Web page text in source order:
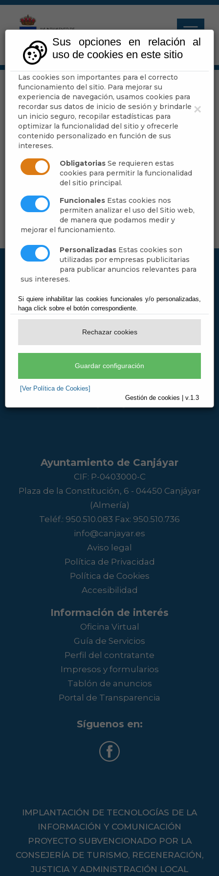
×
Sus opciones en relación al
uso de cookies en este sitio
Las cookies son importantes para el correcto
funcionamiento del sitio. Para mejorar su
experiencia de navegación, usamos cookies para
recordar sus datos de inicio de sesión y brindarle
un inicio seguro, recopilar estadísticas para
optimizar la funcionalidad del sitio y ofrecerle
contenido personalizado en función de sus
intereses.
Obligatorias Se requieren estas
cookies para permitir la funcionalidad
del sitio principal.
Funcionales Estas cookies nos
permiten analizar el uso del Sitio web,
de manera que podamos medir y
mejorar el funcionamiento.
Personalizadas Estas cookies son
utilizadas por empresas publicitarias
para publicar anuncios relevantes para
sus intereses.
Si quiere inhabilitar las cookies funcionales y/o personalizadas,
haga click sobre el botón correspondiente.
Rechazar cookies
Guardar configuración
[Ver Política de Cookies]
Gestión de cookies | v.1.3
Escuchar
Publicado:
[más información]
Ayuntamiento de Canjáyar
CIF: P-0403000-C
Plaza de la Constitución, 6 - 04450 Canjáyar
(Almería)
Teléf.: 950.510.083 Fax: 950.510.736
info@canjayar.es
Aviso legal
Política de Privacidad
Política de Cookies
Accesibilidad
Información de interés
Oficina Virtual
Guía de Servicios
Perfil del contratante
Impresos y formularios
Tablón de anuncios
Portal de Transparencia
Síguenos en:
IMPLANTACIÓN DE TECNOLOGÍAS DE LA
INFORMACIÓN Y COMUNICACIÓN
PROYECTO SUBVENCIONADO POR LA
CONSEJERÍA DE TURISMO, REGENERACIÓN,
JUSTICIA Y ADMINISTRACIÓN LOCAL